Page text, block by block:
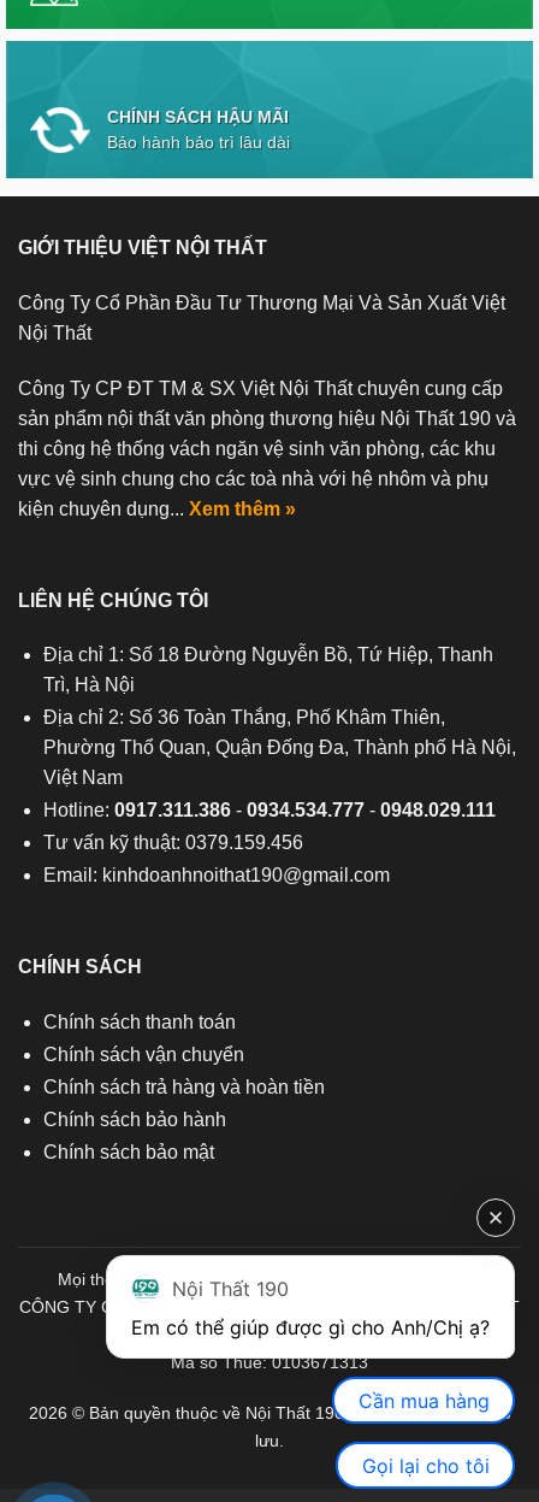
CHÍNH SÁCH HẬU MÃI
Bảo hành bảo trì lâu dài
GIỚI THIỆU VIỆT NỘI THẤT
Công Ty Cổ Phần Đầu Tư Thương Mại Và Sản Xuất Việt
Nội Thất
Công Ty CP ĐT TM & SX Việt Nội Thất chuyên cung cấp
sản phẩm nội thất văn phòng thương hiệu Nội Thất 190 và
thi công hệ thống vách ngăn vệ sinh văn phòng, các khu
vực vệ sinh chung cho các toà nhà với hệ nhôm và phụ
kiện chuyên dụng... Xem thêm »
LIÊN HỆ CHÚNG TÔI
Địa chỉ 1: Số 18 Đường Nguyễn Bồ, Tứ Hiệp, Thanh
Trì, Hà Nội
Địa chỉ 2: Số 36 Toàn Thắng, Phố Khâm Thiên,
Phường Thổ Quan, Quận Đống Đa, Thành phố Hà Nội,
Việt Nam
Hotline: 0917.311.386- 0934.534.777- 0948.029.111
Tư vấn kỹ thuật: 0379.159.456
Email: kinhdoanhnoithat190@gmail.com
CHÍNH SÁCH
Chính sách thanh toán
Chính sách vận chuyển
Chính sách trả hàng và hoàn tiền
Chính sách bảo hành
Chính sách bảo mật
Mọi thông tin quý khách hàng vui lòng liên hệ chúng tôi:
CÔNG TY CỔ PHẦN ĐẦU TƯ THƯƠNG MẠI VÀ SẢN XUẤT VIỆT
NỘI THẤT
Mã số Thuế: 0103671313
2026 © Bản quyền thuộc về Nội Thất 190. Mọi quyền được bảo
lưu.
Nội Thất 190
Cần mua hàng
Gọi lại cho tôi